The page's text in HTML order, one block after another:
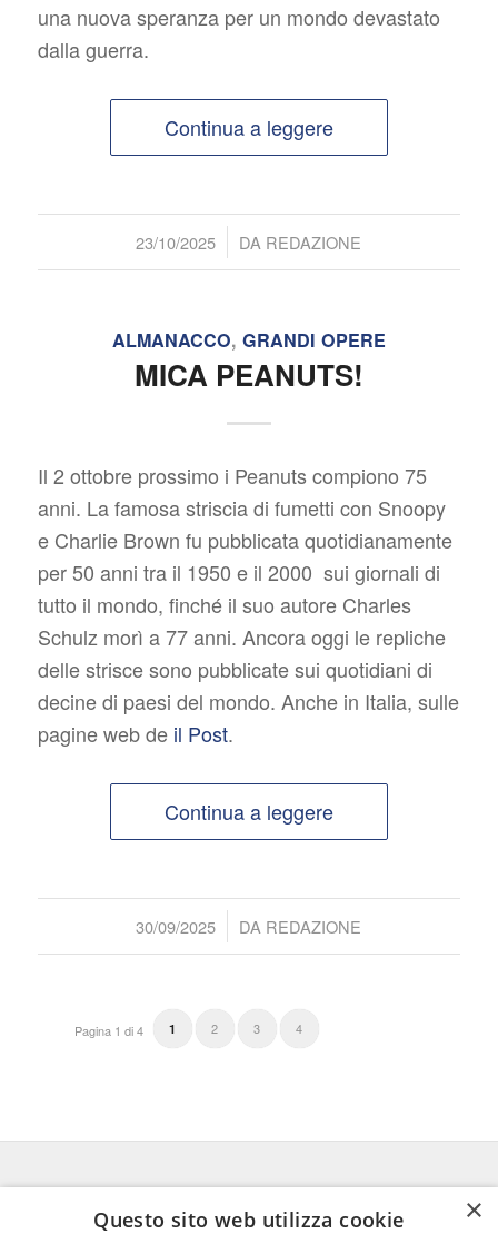
una nuova speranza per un mondo devastato
dalla guerra.
Continua a leggere
23/10/2025
/ DA REDAZIONE
ALMANACCO, GRANDI OPERE
MICA PEANUTS!
Il 2 ottobre prossimo i Peanuts compiono 75
anni. La famosa striscia di fumetti con Snoopy
e Charlie Brown fu pubblicata quotidianamente
per 50 anni tra il 1950 e il 2000 sui giornali di
tutto il mondo, finché il suo autore Charles
Schulz morì a 77 anni. Ancora oggi le repliche
delle strisce sono pubblicate sui quotidiani di
decine di paesi del mondo. Anche in Italia, sulle
pagine web de il Post.
Continua a leggere
30/09/2025
/ DA REDAZIONE
Pagina 1 di 4 1 2 3 4
FEDERICO MOTTA EDITORE ×
Questo sito web utilizza cookie